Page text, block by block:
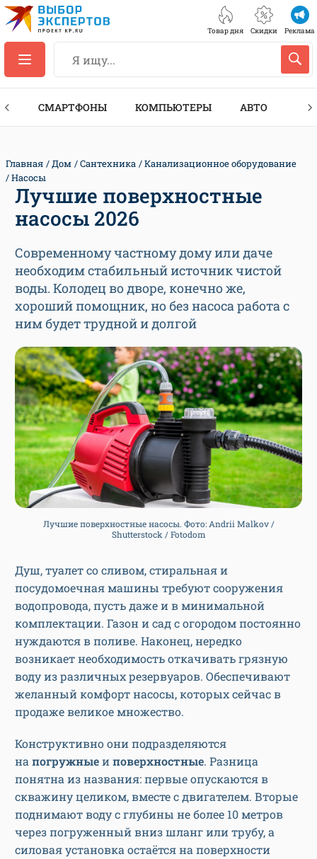
Товар дня Скидки Реклама
СМАРТФОНЫ КОМПЬЮТЕРЫ АВТО
Главная Дом Сантехника
Канализационное оборудование
Насосы
Лучшие поверхностные
насосы 2026
Современному частному дому или даче
необходим стабильный источник чистой
воды. Колодец во дворе, конечно же,
хороший помощник, но без насоса работа с
ним будет трудной и долгой
Лучшие поверхностные насосы. Фото: Andrii Malkov /
Shutterstock / Fotodom
Душ, туалет со сливом, стиральная и
посудомоечная машины требуют сооружения
водопровода, пусть даже и в минимальной
комплектации. Газон и сад с огородом постоянно
нуждаются в поливе. Наконец, нередко
возникает необходимость откачивать грязную
воду из различных резервуаров. Обеспечивают
желанный комфорт насосы, которых сейчас в
продаже великое множество.
Конструктивно они подразделяются
напогружныеиповерхностные. Разница
понятна из названия: первые опускаются в
скважину целиком, вместе с двигателем. Вторые
поднимают воду с глубины не более 10 метров
через погруженный вниз шланг или трубу, а
силовая установка остаётся на поверхности